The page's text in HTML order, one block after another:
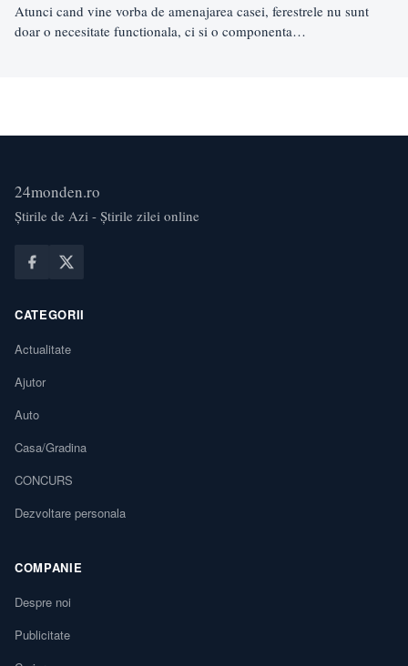
Atunci cand vine vorba de amenajarea casei, ferestrele nu sunt
doar o necesitate functionala, ci si o componenta…
24monden.ro
Știrile de Azi - Știrile zilei online
CATEGORII
Actualitate
Ajutor
Auto
Casa/Gradina
CONCURS
Dezvoltare personala
COMPANIE
Despre noi
Publicitate